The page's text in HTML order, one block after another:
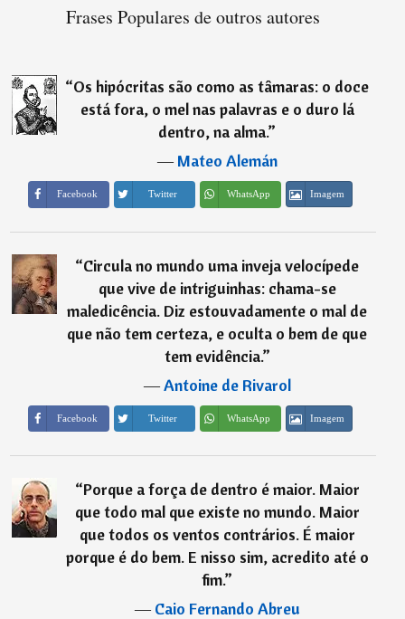
Frases Populares de outros autores
“Os hipócritas são como as tâmaras: o doce
está fora, o mel nas palavras e o duro lá
dentro, na alma.”
―Mateo Alemán
Facebook Twitter WhatsApp Imagem
“Circula no mundo uma inveja velocí­pede
que vive de intriguinhas: chama-se
maledicência. Diz estouvadamente o mal de
que não tem certeza, e oculta o bem de que
tem evidência.”
―Antoine de Rivarol
Facebook Twitter WhatsApp Imagem
“Porque a força de dentro é maior. Maior
que todo mal que existe no mundo. Maior
que todos os ventos contrários. É maior
porque é do bem. E nisso sim, acredito até o
fim.”
―Caio Fernando Abreu